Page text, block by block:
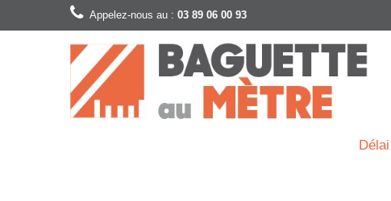
Appelez-nous au : 03 89 06 00 93